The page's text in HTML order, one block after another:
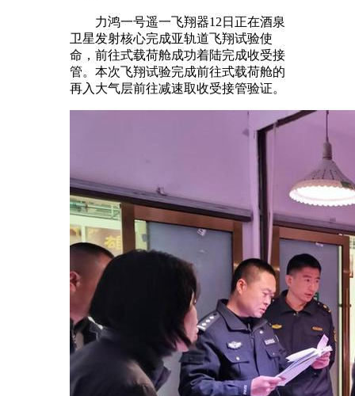
力鸿一号遥一飞翔器12日正在酒泉
卫星发射核心完成亚轨道飞翔试验使
命，前往式载荷舱成功着陆完成收受接
管。本次飞翔试验完成前往式载荷舱的
再入大气层前往减速取收受接管验证。